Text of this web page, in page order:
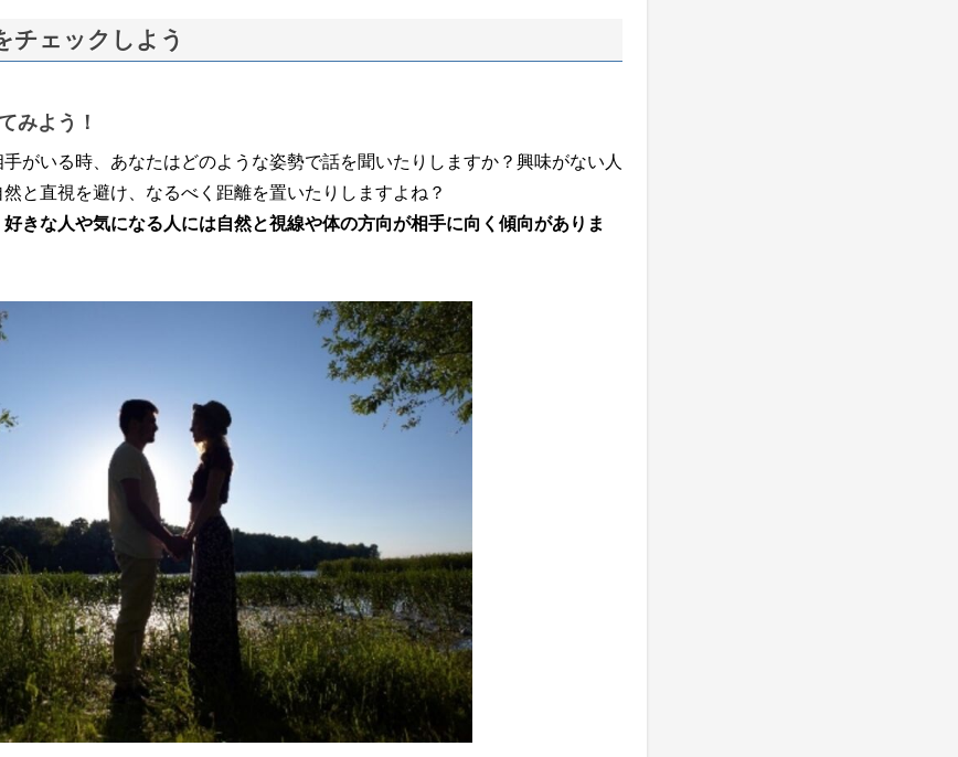
チェックしよう
みよう！
がいる時、あなたはどのような姿勢で話を聞いたりしますか？興味がない人
と直視を避け、なるべく距離を置いたりしますよね？
きな人や気になる人には自然と視線や体の方向が相手に向く傾向がありま